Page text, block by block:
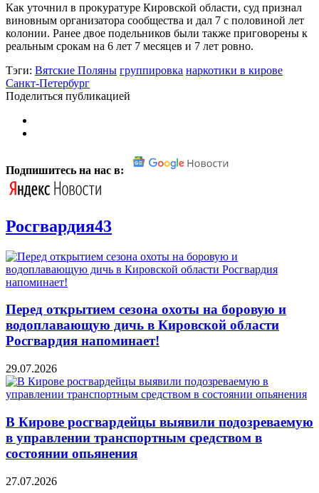
Как уточнил в прокуратуре Кировской области, суд признал
виновным организатора сообщества и дал 7 с половиной лет
колонии. Ранее двое подельников были также приговорены к
реальным срокам на 6 лет 7 месяцев и 7 лет ровно.
Тэги: Вятские Поляны группировка наркотики в кирове
Санкт-Петербург
Поделиться публикацией
Подпишитесь на нас в:
Росгвардия43
Перед открытием сезона охоты на боровую и
водоплавающую дичь в Кировской области
Росгвардия напоминает!
29.07.2026
В Кирове росгвардейцы выявили подозреваемую
в управлении транспортным средством в
состоянии опьянения
27.07.2026